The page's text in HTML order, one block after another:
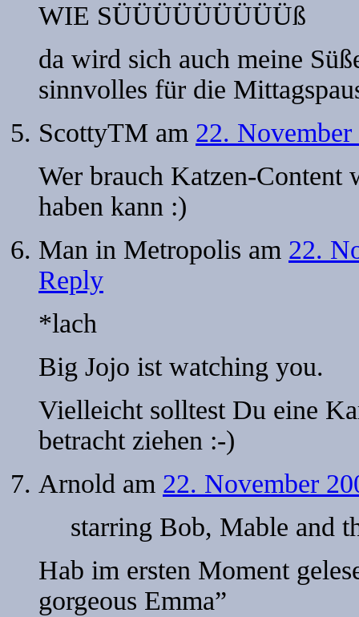
WIE SÜÜÜÜÜÜÜÜÜß
da wird sich auch meine
sinnvolles für die
ScottyTM am 22.
Wer brauch Katzen-Content
haben kann :)
Man in Metropolis am 22.
Reply
*lach
Big Jojo ist watching you.
Vielleicht solltest Du eine
betracht ziehen :-)
Arnold am 22. November
starring Bob, Mable and
Hab im ersten Moment
gorgeous Emma”